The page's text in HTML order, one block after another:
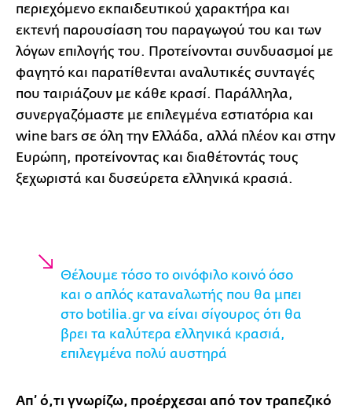
περιεχόμενο εκπαιδευτικού χαρακτήρα και
εκτενή παρουσίαση του παραγωγού του και των
λόγων επιλογής του. Προτείνονται συνδυασμοί με
φαγητό και παρατίθενται αναλυτικές συνταγές
που ταιριάζουν με κάθε κρασί. Παράλληλα,
συνεργαζόμαστε με επιλεγμένα εστιατόρια και
wine bars σε όλη την Ελλάδα, αλλά πλέον και στην
Ευρώπη, προτείνοντας και διαθέτοντάς τους
ξεχωριστά και δυσεύρετα ελληνικά κρασιά.
Θέλουμε τόσο το οινόφιλο κοινό όσο
και ο απλός καταναλωτής που θα μπει
στο botilia.gr να είναι σίγουρος ότι θα
βρει τα καλύτερα ελληνικά κρασιά,
επιλεγμένα πολύ αυστηρά
Απ’ ό,τι γνωρίζω, προέρχεσαι από τον τραπεζικό